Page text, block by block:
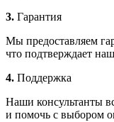
3. Гарантия
Мы предоставляем
что подтверждает
4. Поддержка
Наши консультанты
и помочь с выбором